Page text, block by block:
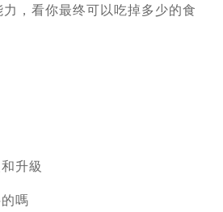
，看你最终可以吃掉多少的食
升級
嗎